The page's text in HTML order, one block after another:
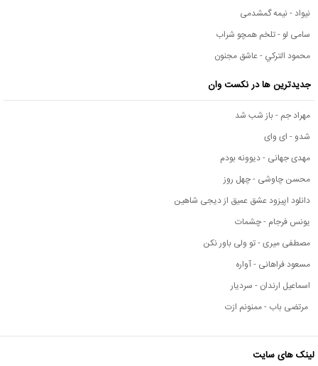
نیواد - نیمه گمشدمی
سامی لو - تلخم همچو شراب
محمود التركي - عاشق مجنون
جدیدترین ها در نکست وان
مهراد جم - باز شب شد
شدو - ای وای
مهدی جهانی - دیوونه بودم
محسن چاوشی - چهل روز
دانلود اپیزود عشق عمیق از دیجی شاهین
یونس فرجام - چشمات
مصطفی میری - تو ولی باور نکن
مسعود فراهانی - آواره
اسماعیل ارندان - سردیار
مرتضی باب - ممنونم ازت
لینک های سایت